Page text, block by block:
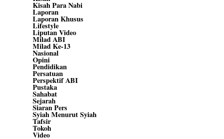
Kisah Para Nabi
Laporan
Laporan Khusus
Lifestyle
Liputan Video
Milad ABI
Milad Ke-13
Nasional
Opini
Pendidikan
Persatuan
Perspektif ABI
Pustaka
Sahabat
Sejarah
Siaran Pers
Syiah Menurut Syiah
Tafsir
Tokoh
Video